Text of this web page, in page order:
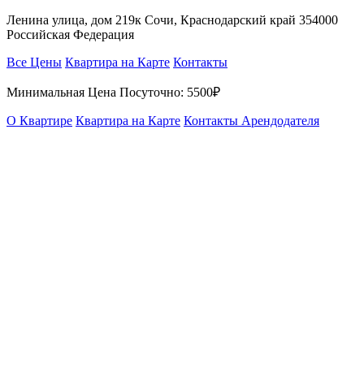
Ленина улица, дом 219к Сочи, Краснодарский край 354000
Российская Федерация
Все Цены Квартира на Карте Контакты
Минимальная Цена Посуточно: 5500₽
О Квартире Квартира на Карте Контакты Арендодателя